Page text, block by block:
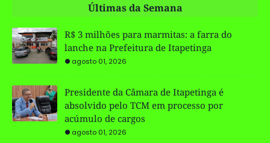
Últimas da Semana
R$ 3 milhões para marmitas: a farra do
lanche na Prefeitura de Itapetinga
agosto 01, 2026
Presidente da Câmara de Itapetinga é
absolvido pelo TCM em processo por
acúmulo de cargos
agosto 01, 2026